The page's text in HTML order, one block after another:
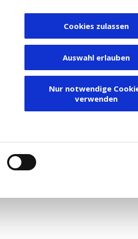
Cookies zulassen
Auswahl erlauben
Nur notwendige
verwenden
Zum